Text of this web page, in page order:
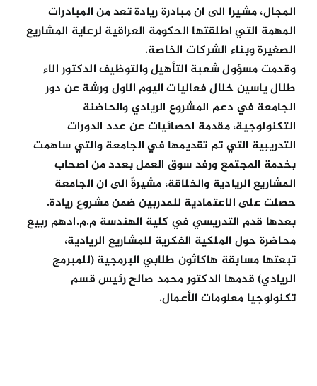
المجال، مشيرا الى ان مبادرة ريادة تعد من المبادرات
المهمة التي اطلقتها الحكومة العراقية لرعاية المشاريع
الصغيرة وبناء الشركات الخاصة.
وقدمت مسؤول شعبة التأهيل والتوظيف الدكتور الاء
طلال ياسين خلال فعاليات اليوم الاول ورشة عن دور
الجامعة في دعم المشروع الريادي والحاضنة
التكنولوجية، مقدمة احصائيات عن عدد الدورات
التدريبية التي تم تقديمها في الجامعة والتي ساهمت
بخدمة المجتمع ورفد سوق العمل بعدد من اصحاب
المشاريع الريادية والخلاقة، مشيرةً الى ان الجامعة
حصلت على الاعتمادية للمدربين ضمن مشروع ريادة.
بعدها قدم التدريسي في كلية الهندسة م.م.ادهم ربيع
محاضرة حول الملكية الفكرية للمشاريع الريادية،
تبعتها مسابقة هاكاثون طلابي البرمجية (للمبرمج
الريادي) قدمها الدكتور محمد صالح رئيس قسم
تكنولوجيا معلومات الأعمال.